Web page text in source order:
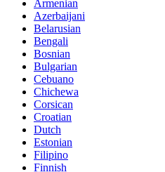
Armenian
Azerbaijani
Belarusian
Bengali
Bosnian
Bulgarian
Cebuano
Chichewa
Corsican
Croatian
Dutch
Estonian
Filipino
Finnish